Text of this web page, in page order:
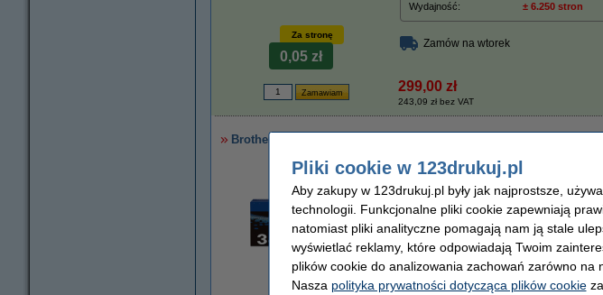
Wydajność:
± 6.250 stron
Za stronę
0,05 zł
Zamów na wtorek
299,00 zł
243,09 zł bez VAT
Brother TN-3600XXL toner czarny, extra zwiększona pojemność,
Opis
Oryginalny czarny toner Brother TN-
stron.
Ten toner jest również znany pod
Właściwości
Marka: Brother
Typ:
toner
Kolor:
czarny
Pliki cookie w 123drukuj.pl
Aby zakupy w 123drukuj.pl były jak najprostsze,
technologii. Funkcjonalne pliki cookie zapewniają
natomiast pliki analityczne pomagają nam ją stale
wyświetlać reklamy, które odpowiadają Twoim
plików cookie do analizowania zachowań zarówno na
Nasza polityka prywatności dotycząca plików cookie